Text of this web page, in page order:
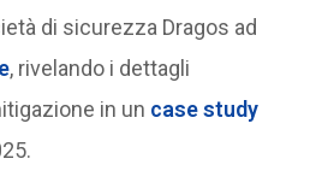
di sicurezza Dragos ad
, rivelando i dettagli
in un case study